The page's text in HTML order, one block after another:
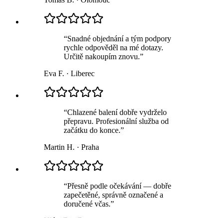
“Snadné objednání a tým podpory
rychle odpověděl na mé dotazy.
Určitě nakoupím znovu.”
Eva F. · Liberec
“Chlazené balení dobře vydrželo
přepravu. Profesionální služba od
začátku do konce.”
Martin H. · Praha
“Přesně podle očekávání — dobře
zapečetěné, správně označené a
doručené včas.”